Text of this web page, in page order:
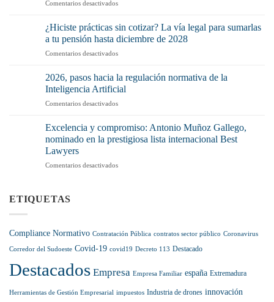
qué
preocuparte
(y
no
o
no
Comentarios desactivadosen
Ley
de
la
Cadena
pisa
el
récord
sanciones
y
en
¿Hiciste prácticas sin cotizar? La vía legal para sumarlas
a tu pensión hasta diciembre de 2028
Comentarios desactivadosen
prácticas
sin
cotizar?
La
legal
para
sumarlas
tu
2026, pasos hacia la regulación normativa de la
Inteligencia Artificial
Comentarios desactivadosen
hacia
la
normativa
Excelencia y compromiso: Antonio Muñoz Gallego,
nominado en la prestigiosa lista internacional Best
Lawyers
Comentarios desactivadosen
nominado
en
internacional
ETIQUETAS
Compliance Normativo Contratación Pública contratos sector público Coronavirus
Corredor del Sudoeste Covid-19 covid19 Decreto 113 Destacado
Destacados Empresa Empresa Familiar españa Extremadura
Herramientas de Gestión Empresarial impuestos Industria de drones innovación